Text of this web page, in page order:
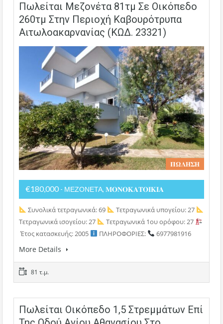
Πωλείται Μεζονέτα 81τμ Σε Οικόπεδο
260τμ Στην Περιοχή Καβουρότρυπα
Αιτωλοακαρνανίας (ΚΩΔ. 23321)
𝚷𝛀𝚲𝚮𝚺𝚮
€180,000 - ΜΕΖΟΝΕΤΑ, 𝚳𝚶𝚴𝚶𝚱𝚨𝚻𝚶𝚰𝚱𝚰𝚨
Συνολικά τετραγωνικά: 69
Τετραγωνικά υπογείου: 27
Τετραγωνικά ισογείου: 27
Τετραγωνικά 1ου ορόφου: 27
Έτος κατασκευής: 2005
ΠΛΗΡΟΦΟΡΙΕΣ: 6977981916
More Details
81 τ.μ.
Πωλείται Οικόπεδο 1,5 Στρεμμάτων Επί